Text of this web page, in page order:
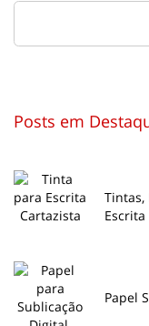
Posts em
Tintas,
Papel